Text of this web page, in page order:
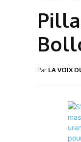
Par LA VOIX